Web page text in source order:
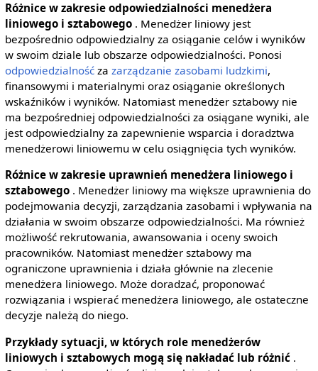
Różnice w zakresie odpowiedzialności menedżera
liniowego i sztabowego . Menedżer liniowy jest
bezpośrednio odpowiedzialny za osiąganie celów i wyników
w swoim dziale lub obszarze odpowiedzialności. Ponosi
odpowiedzialnośćza zarządzanie zasobami ludzkimi,
finansowymi i materialnymi oraz osiąganie określonych
wskaźników i wyników. Natomiast menedżer sztabowy nie
ma bezpośredniej odpowiedzialności za osiągane wyniki, ale
jest odpowiedzialny za zapewnienie wsparcia i doradztwa
menedżerowi liniowemu w celu osiągnięcia tych wyników.
Różnice w zakresie uprawnień menedżera liniowego i
sztabowego . Menedżer liniowy ma większe uprawnienia do
podejmowania decyzji, zarządzania zasobami i wpływania na
działania w swoim obszarze odpowiedzialności. Ma również
możliwość rekrutowania, awansowania i oceny swoich
pracowników. Natomiast menedżer sztabowy ma
ograniczone uprawnienia i działa głównie na zlecenie
menedżera liniowego. Może doradzać, proponować
rozwiązania i wspierać menedżera liniowego, ale ostateczne
decyzje należą do niego.
Przykłady sytuacji, w których role menedżerów
liniowych i sztabowych mogą się nakładać lub różnić .